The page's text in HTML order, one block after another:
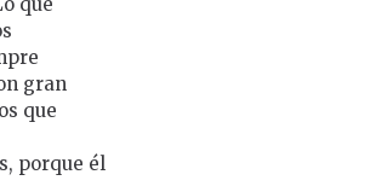
gran
que
porque él